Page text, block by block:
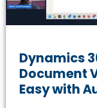
Dynamics
Document
Easy with